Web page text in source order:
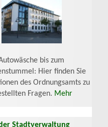
bis zum
Hier finden Sie
des Ordnungsamts zu
Fragen. Mehr
Stadtverwaltung